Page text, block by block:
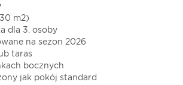
m2)
dla 3. osoby
na sezon 2026
taras
bocznych
jak pokój standard